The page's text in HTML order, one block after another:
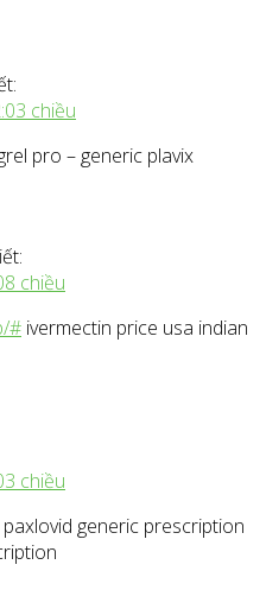
chiều
pro – generic plavix
chiều
# ivermectin price usa indian
chiều
paxlovid generic prescription